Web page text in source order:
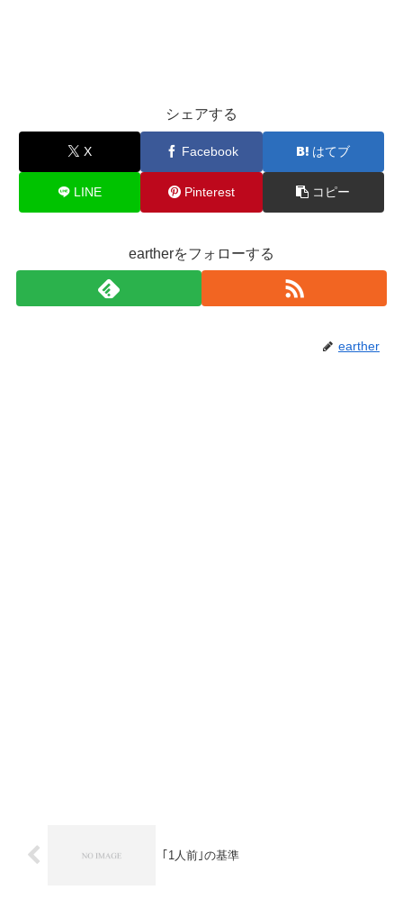
シェアする
X Facebook はてブ
LINE Pinterest コピー
eartherをフォローする
earther
｢1人前｣の基準